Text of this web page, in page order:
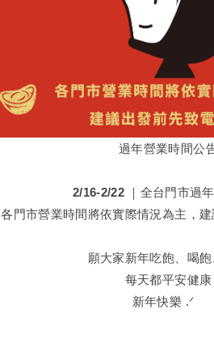
過年營業時間公
2/16-2/22 ｜全台門市過
各門市營業時間將依實際情況為主，
願大家新年吃飽、喝
每天都平安健康
新年快樂 .ᐟ